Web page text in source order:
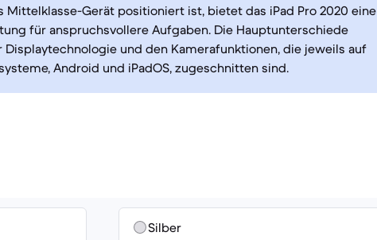
Gerät positioniert ist, bietet das iPad Pro 2020 eine
für anspruchsvollere Aufgaben. Die Hauptunterschiede
Displaytechnologie und den Kamerafunktionen, die jeweils auf
Android und iPadOS, zugeschnitten sind.
Silber